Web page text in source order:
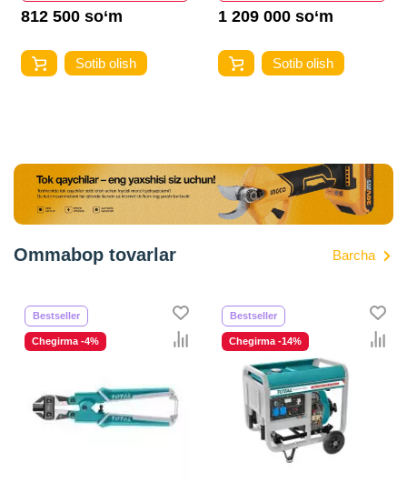
812 500 so‘m
Sotib olish
1 209 000 so‘m
Sotib olish
Ommabop tovarlar Barcha
Bestseller
Chegirma -4%
Bestseller
Chegirma -14%